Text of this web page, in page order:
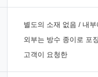
별도의 소재 없음 / 내
외부는 방수 종이로 포
고객이 요청한